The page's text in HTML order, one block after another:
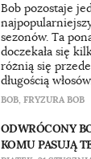
Bob pozostaje
sezonów. Ta
doczekała się
różnią się
długością
BOB, FRYZURA BOB
ODWRÓCONY
KOMU PASUJĄ